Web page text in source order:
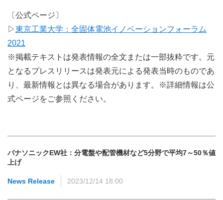
〔公式ページ〕
▷東京工業大学：全固体電池イノベーションフォーラム
2021
※掲載テキストは発表情報の全文または一部抜粋です。元
となるプレスリリースは発表元による発表当時のものであ
り、最新情報とは異なる場合があります。※詳細情報は公
式ページをご参照ください。
パナソニックEW社：分電盤や配管機材など5分野で平均7～50％値
上げ
News Release 2023/12/14 18:00